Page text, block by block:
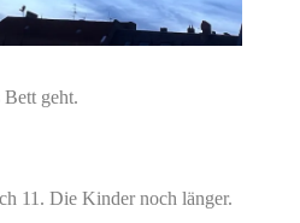
geht.
11. Die Kinder noch länger.